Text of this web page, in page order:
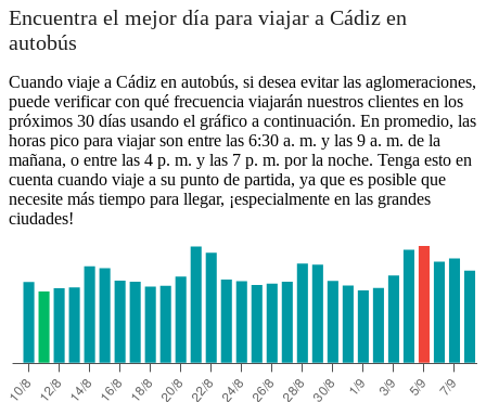
Encuentra el mejor día para viajar a Cádiz en
autobús
Cuando viaje a Cádiz en autobús, si desea evitar las aglomeraciones,
puede verificar con qué frecuencia viajarán nuestros clientes en los
próximos 30 días usando el gráfico a continuación. En promedio, las
horas pico para viajar son entre las 6:30 a. m. y las 9 a. m. de la
mañana, o entre las 4 p. m. y las 7 p. m. por la noche. Tenga esto en
cuenta cuando viaje a su punto de partida, ya que es posible que
necesite más tiempo para llegar, ¡especialmente en las grandes
ciudades!